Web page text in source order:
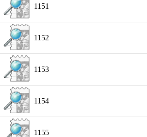
1151
1152
1153
1154
1155